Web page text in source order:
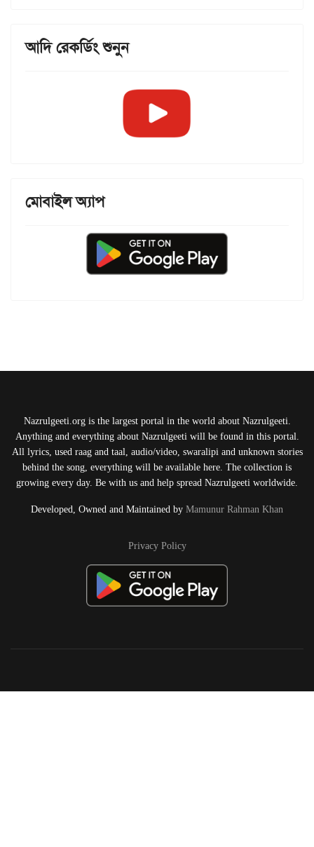
আদি রেকর্ডিং শুনুন
মোবাইল অ্যাপ
Nazrulgeeti.org is the largest portal in the world about Nazrulgeeti.
Anything and everything about Nazrulgeeti will be found in this portal.
All lyrics, used raag and taal, audio/video, swaralipi and unknown stories
behind the song, everything will be available here. The collection is
growing every day. Be with us and help spread Nazrulgeeti worldwide.
Developed, Owned and Maintained by Mamunur Rahman Khan
Privacy Policy